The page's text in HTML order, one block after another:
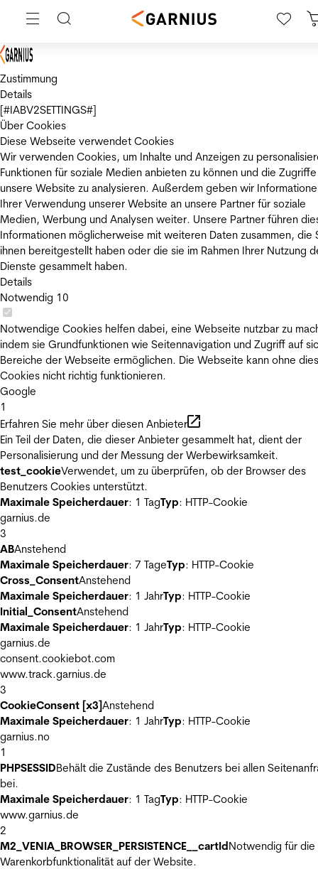
Zustimmung
Details
[#IABV2SETTINGS#]
Über Cookies
Diese Webseite verwendet Cookies
Wir verwenden Cookies, um Inhalte und Anzeigen zu
Funktionen für soziale Medien anbieten zu können und die
unsere Website zu analysieren. Außerdem geben wir
Ihrer Verwendung unserer Website an unsere Partner für soziale
Medien, Werbung und Analysen weiter. Unsere Partner führen
Informationen möglicherweise mit weiteren Daten zusammen, die
ihnen bereitgestellt haben oder die sie im Rahmen Ihrer Nutzung
Dienste gesammelt haben.
Details
Notwendig 10
Notwendige Cookies helfen dabei, eine Webseite nutzbar zu
indem sie Grundfunktionen wie Seitennavigation und Zugriff auf
Bereiche der Webseite ermöglichen. Die Webseite kann ohne
Cookies nicht richtig funktionieren.
Google
1
Erfahren Sie mehr über diesen Anbieter
Ein Teil der Daten, die dieser Anbieter gesammelt hat, dient der
Personalisierung und der Messung der Werbewirksamkeit.
test_cookieVerwendet, um zu überprüfen, ob der Browser des
Benutzers Cookies unterstützt.
Maximale Speicherdauer: 1 TagTyp: HTTP-Cookie
garnius.de
3
ABAnstehend
Maximale Speicherdauer: 7 TageTyp: HTTP-Cookie
Cross_ConsentAnstehend
Maximale Speicherdauer: 1 JahrTyp: HTTP-Cookie
Initial_ConsentAnstehend
Maximale Speicherdauer: 1 JahrTyp: HTTP-Cookie
garnius.de
consent.cookiebot.com
www.track.garnius.de
3
CookieConsent [x3]Anstehend
Maximale Speicherdauer: 1 JahrTyp: HTTP-Cookie
garnius.no
1
PHPSESSIDBehält die Zustände des Benutzers bei allen
bei.
Maximale Speicherdauer: 1 TagTyp: HTTP-Cookie
www.garnius.de
2
M2_VENIA_BROWSER_PERSISTENCE__cartIdNotwendig für die
Warenkorbfunktionalität auf der Website.